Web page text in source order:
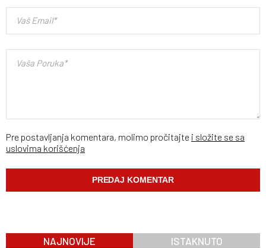
Pre postavljanja komentara, molimo pročitajte i složite se sa
uslovima korišćenja
NAJNOVIJE ISTAKNUTO